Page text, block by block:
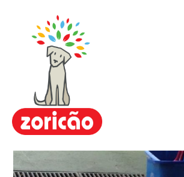
Zoricão
Escola / Centro de Educação
Canina